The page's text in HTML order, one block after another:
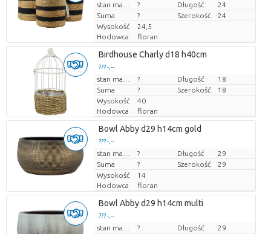
Cena za sztukę
? Długość
24
Suma
? Szerokość
24
Wysokość
24,5
Hodowca
floran
Birdhouse Charly d18 h40cm
??? -,--
Cena za sztukę
? Długość
18
Suma
? Szerokość
18
Wysokość
40
Hodowca
floran
Bowl Abby d29 h14cm gold
??? -,--
Cena za sztukę
? Długość
29
Suma
? Szerokość
29
Wysokość
14
Hodowca
floran
Bowl Abby d29 h14cm multi
??? -,--
Cena za sztukę
? Długość
29